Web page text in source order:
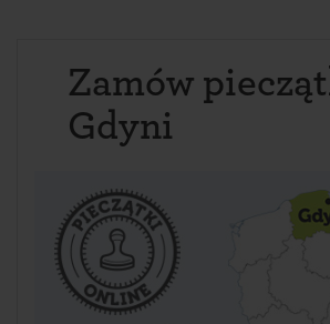
Zamów
Gdyni